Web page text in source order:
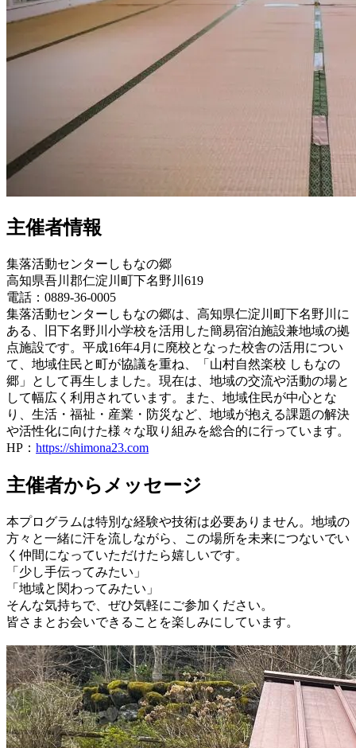
主催者情報
集落活動センターしもなの郷
高知県吾川郡仁淀川町下名野川619
電話：0889-36-0005
集落活動センターしもなの郷は、高知県仁淀川町下名野川に
ある、旧下名野川小学校を活用した簡易宿泊施設兼地域の拠
点施設です。平成16年4月に廃校となった校舎の活用につい
て、地域住民と町が協議を重ね、「山村自然楽校 しもなの
郷」として再生しました。現在は、地域の交流や活動の場と
して幅広く利用されています。また、地域住民が中心とな
り、生活・福祉・産業・防災など、地域が抱える課題の解決
や活性化に向けた様々な取り組みを総合的に行っています。
HP： https://shimona23.com
主催者からメッセージ
本プログラムは特別な経験や技術は必要ありません。地域の
方々と一緒に汗を流しながら、この場所を未来につないでい
く仲間になっていただけたら嬉しいです。
「少し手伝ってみたい」
「地域と関わってみたい」
そんな気持ちで、ぜひ気軽にご参加ください。
皆さまとお会いできることを楽しみにしています。